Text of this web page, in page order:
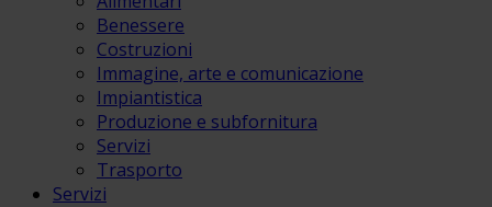
Benessere
Costruzioni
Immagine, arte e comunicazione
Impiantistica
Produzione e subfornitura
Servizi
Trasporto
Servizi